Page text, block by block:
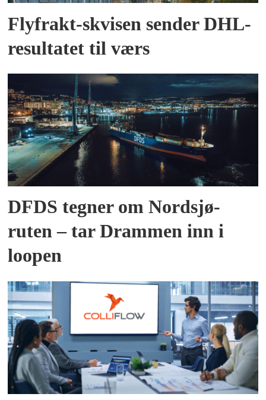
Flyfrakt-skvisen sender DHL-
resultatet til værs
DFDS tegner om Nordsjø-
ruten – tar Drammen inn i
loopen